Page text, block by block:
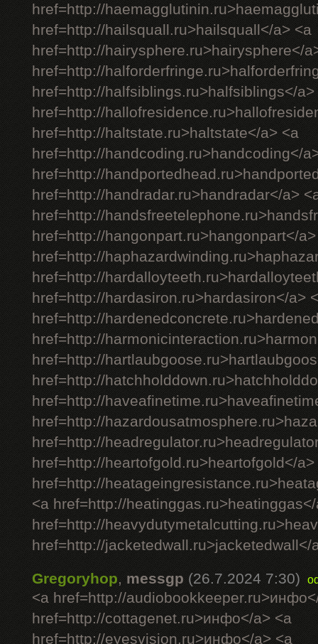
href=http://
href=http://hailsquall.ru>hailsquall</a> <a
href=http://hairysphere.ru>hairysphere</
href=http://
href=http://halfsiblings.ru>halfsiblings</a>
href=http://
href=http://haltstate.ru>haltstate</a> <a
href=http://handcoding.ru>handcoding</
href=http://
href=http://handradar.ru>handradar</a>
href=http://
href=http://hangonpart.ru>hangonpart</
href=http://
href=http://
href=http://hardasiron.ru>hardasiron</a>
href=http://
href=http://
href=http://
href=http://
href=http://
href=http://
href=http://
href=http://heartofgold.ru>heartofgold</a>
href=http://
<a href=http://
href=http://
href=http://jacketedwall.ru>jacketedwall</
Gregoryhop,messgp (26.7.2024 7:30)
<a href=http://
href=http://cottagenet.ru>инфо</a> <a
href=http://eyesvision.ru>инфо</a> <a